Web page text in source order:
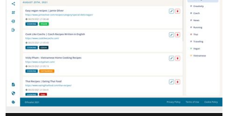
στα
δεδομένα
σας
σε
ιστότοπους.
can
read
and
modify